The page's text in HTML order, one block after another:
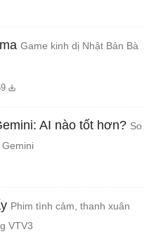
Game kinh dị Nhật Bản Bà
AI nào tốt hơn? So
Phim tình cảm, thanh xuân
VTV3